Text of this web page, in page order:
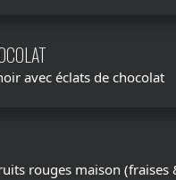
avec éclats de chocolat
rouges maison (fraises